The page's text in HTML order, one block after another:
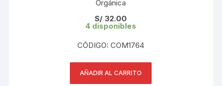
Orgánica
S/ 32.00
4 disponibles
CÓDIGO: COM1764
AÑADIR AL CARRITO